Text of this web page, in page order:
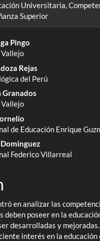
Universitaria,
Superior
Pingo
Rejas
del Perú
Granados
de Educación Enrique
Federico Villarreal
en analizar las
deben poseer en la
desarrolladas y
interés en la educación